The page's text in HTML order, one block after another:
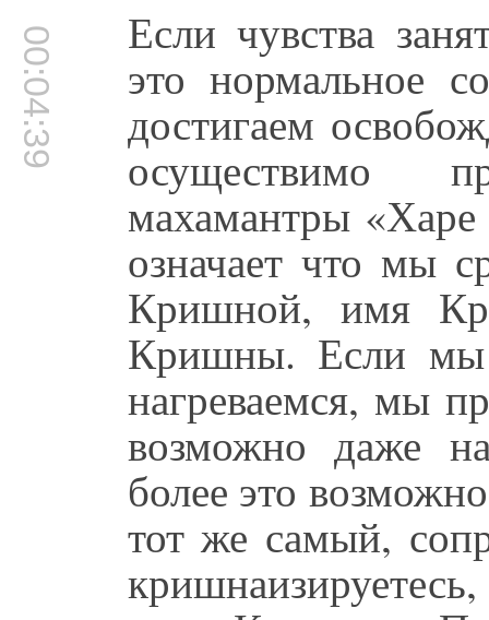
00:04:39 Если чувства
это нормальное
достигаем
осуществимо
махамантры
означает что мы
Кришной, имя
Кришны. Если мы
нагреваемся, мы
возможно даже
более это
тот же самый,